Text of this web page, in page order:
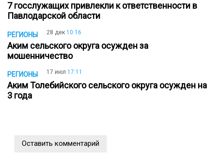
7 госслужащих привлекли к ответственности в
Павлодарской области
РЕГИОНЫ 28 дек 10:16
Аким сельского округа осужден за
мошенничество
РЕГИОНЫ 17 июл 17:11
Аким Толебийского сельского округа осужден на
3 года
Оставить комментарий